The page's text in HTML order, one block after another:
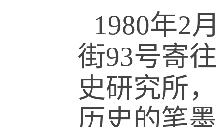
1980年2
街93号寄
史研究所
历史的笔